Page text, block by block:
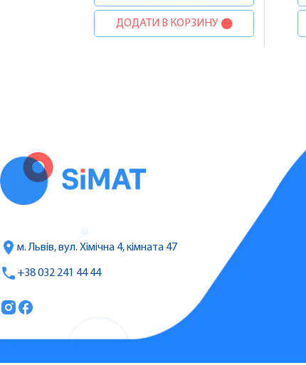
ДОДАТИ В КОРЗИНУ
м. Львів, вул. Хімічна 4, кімната 47
+38 032 241 44 44